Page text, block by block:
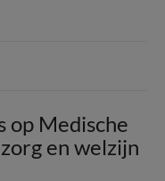
op Medische
en welzijn